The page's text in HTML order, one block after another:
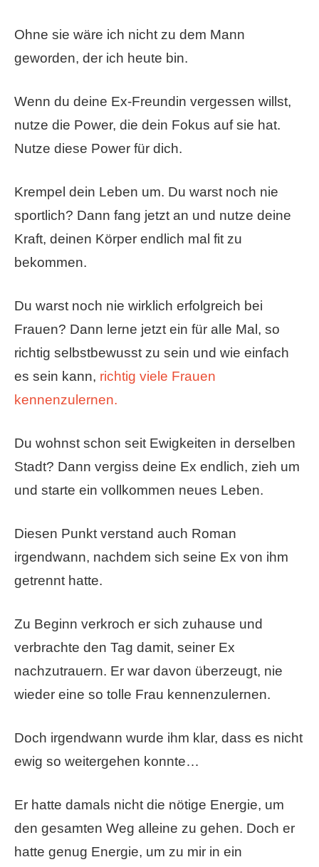
Ohne sie wäre ich nicht zu dem Mann
geworden, der ich heute bin.
Wenn du deine Ex-Freundin vergessen willst,
nutze die Power, die dein Fokus auf sie hat.
Nutze diese Power für dich.
Krempel dein Leben um. Du warst noch nie
sportlich? Dann fang jetzt an und nutze deine
Kraft, deinen Körper endlich mal fit zu
bekommen.
Du warst noch nie wirklich erfolgreich bei
Frauen? Dann lerne jetzt ein für alle Mal, so
richtig selbstbewusst zu sein und wie einfach
es sein kann, richtig viele Frauen
kennenzulernen.
Du wohnst schon seit Ewigkeiten in derselben
Stadt? Dann vergiss deine Ex endlich, zieh um
und starte ein vollkommen neues Leben.
Diesen Punkt verstand auch Roman
irgendwann, nachdem sich seine Ex von ihm
getrennt hatte.
Zu Beginn verkroch er sich zuhause und
verbrachte den Tag damit, seiner Ex
nachzutrauern. Er war davon überzeugt, nie
wieder eine so tolle Frau kennenzulernen.
Doch irgendwann wurde ihm klar, dass es nicht
ewig so weitergehen konnte…
Er hatte damals nicht die nötige Energie, um
den gesamten Weg alleine zu gehen. Doch er
hatte genug Energie, um zu mir in ein